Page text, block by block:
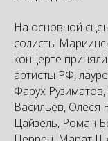
На основной
солисты
концерте
артисты РФ,
Фарух
Васильев, Олеся
Цайзель, Роман